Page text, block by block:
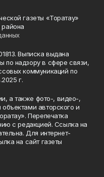
газеты «Торатау»
Выписка выдана
по надзору в сфере связи,
коммуникаций по
г.
а также фото-, видео-,
авторского и
Перепечатка
с редакцией. Ссылка на
Для интернет-
на сайт газеты